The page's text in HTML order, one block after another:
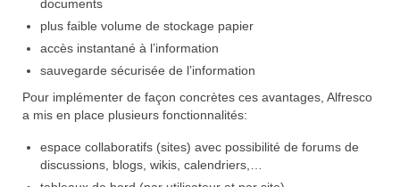
documents
plus faible volume de stockage papier
accès instantané à l’information
sauvegarde sécurisée de l’information
Pour implémenter de façon concrètes ces avantages, Alfresco
a mis en place plusieurs fonctionnalités:
espace collaboratifs (sites) avec possibilité de forums de
discussions, blogs, wikis, calendriers,…